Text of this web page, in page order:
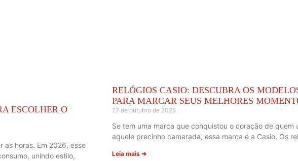
ESCOLHER O
as horas. Em 2026, esse
unindo estilo,
RELÓGIOS CASIO: DESCUBRA OS
PARA MARCAR SEUS MELHORES
27 de outubro de 2025
Se tem uma marca que conquistou o coração de quem
aquele precinho camarada, essa marca é a Casio. Os
Leia mais ➜